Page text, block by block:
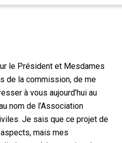
le Président et Mesdames
de la commission, de me
à vous aujourd’hui au
nom de l’Association
Je sais que ce projet de
mais mes